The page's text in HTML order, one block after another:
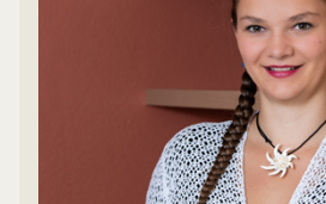
Pensionsträume nicht zu kurz
sie des Öfteren in ihrem eigens
Feriendomizil in Florida im
erschrecken, wenn dann
nächtlicher Zeitverschiebung
Davoserin kennt sie die